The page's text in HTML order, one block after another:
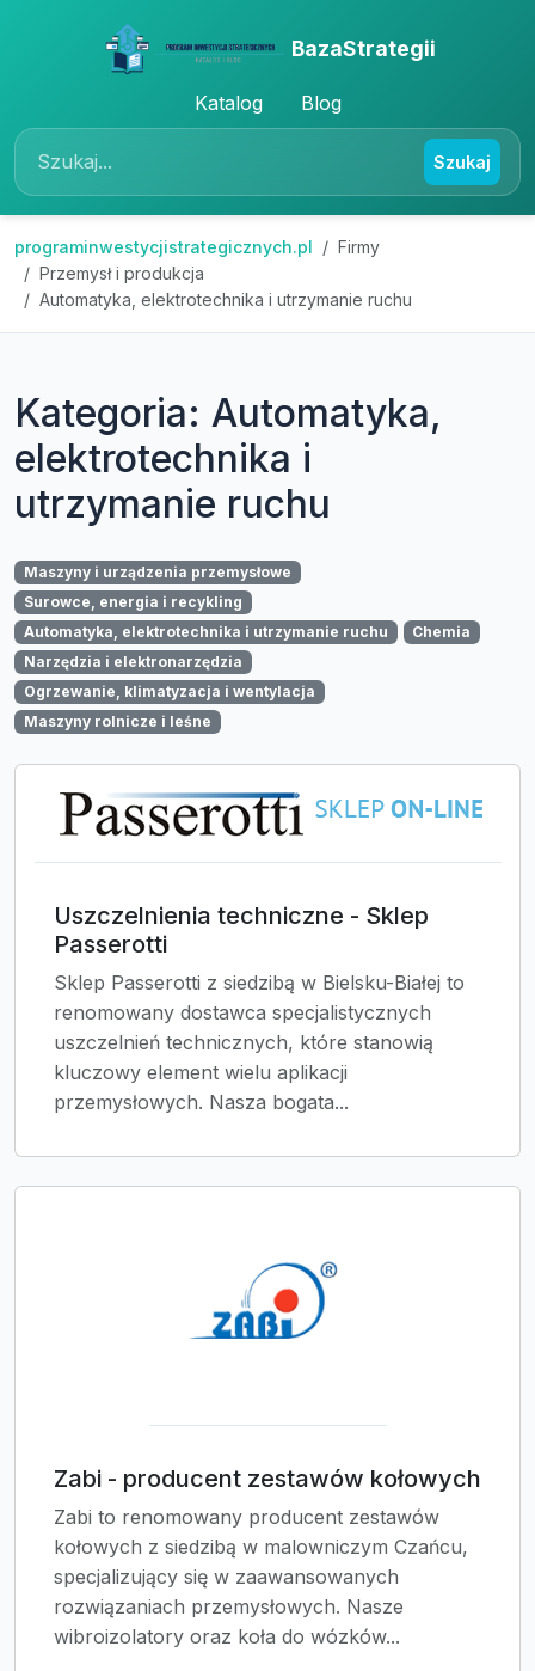
BazaStrategii
Katalog Blog
Szukaj
programinwestycjistrategicznych.pl
Firmy
Przemysł i produkcja
Automatyka, elektrotechnika i utrzymanie ruchu
Kategoria: Automatyka,
elektrotechnika i
utrzymanie ruchu
Maszyny i urządzenia przemysłowe
Surowce, energia i recykling
Automatyka, elektrotechnika i utrzymanie ruchu
Chemia
Narzędzia i elektronarzędzia
Ogrzewanie, klimatyzacja i wentylacja
Maszyny rolnicze i leśne
Uszczelnienia techniczne - Sklep
Passerotti
Sklep Passerotti z siedzibą w Bielsku-Białej to
renomowany dostawca specjalistycznych
uszczelnień technicznych, które stanowią
kluczowy element wielu aplikacji
przemysłowych. Nasza bogata...
Zabi - producent zestawów kołowych
Zabi to renomowany producent zestawów
kołowych z siedzibą w malowniczym Czańcu,
specjalizujący się w zaawansowanych
rozwiązaniach przemysłowych. Nasze
wibroizolatory oraz koła do wózków...